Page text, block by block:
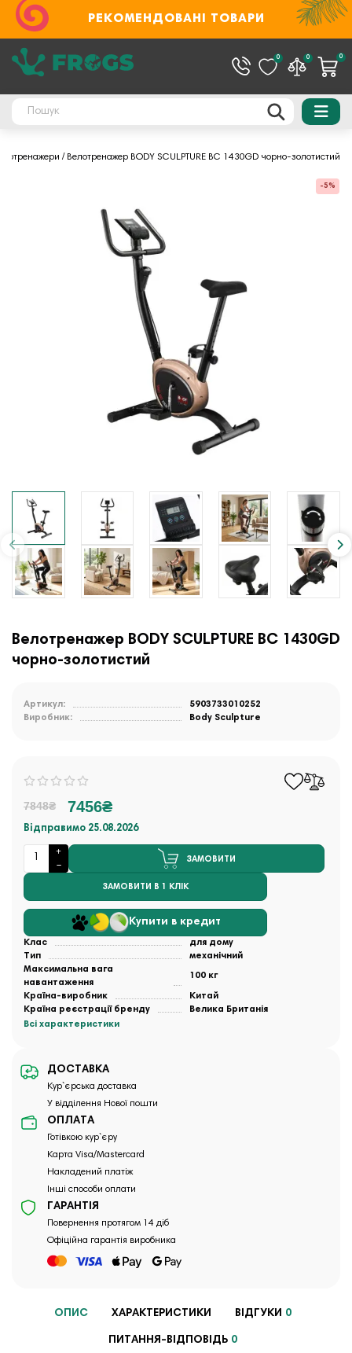
РЕКОМЕНДОВАНІ ТОВАРИ
0 0 0
Велотренажер BODY SCULPTURE BC 1430GD чорно-золотистий
-5%
Велотренажер BODY SCULPTURE BC 1430GD
чорно-золотистий
Артикул:
5903733010252
Виробник:
Body Sculpture
7848₴ 7456₴
Відправимо 25.08.2026
ЗАМОВИТИ
ЗАМОВИТИ В 1 КЛІК
Купити в кредит
Клас
для дому
Тип
механічний
Максимальна вага
навантаження
100 кг
Країна-виробник
Китай
Країна реєстрації бренду
Велика Британія
Всі характеристики
ДОСТАВКА
Кур`єрська доставка
У відділення Нової пошти
ОПЛАТА
Готівкою кур`єру
Карта Visa/Mastercard
Накладений платіж
Інші способи оплати
ГАРАНТІЯ
Повернення протягом 14 діб
Офіційна гарантія виробника
ОПИС ХАРАКТЕРИСТИКИ ВІДГУКИ 0
ПИТАННЯ-ВІДПОВІДЬ 0